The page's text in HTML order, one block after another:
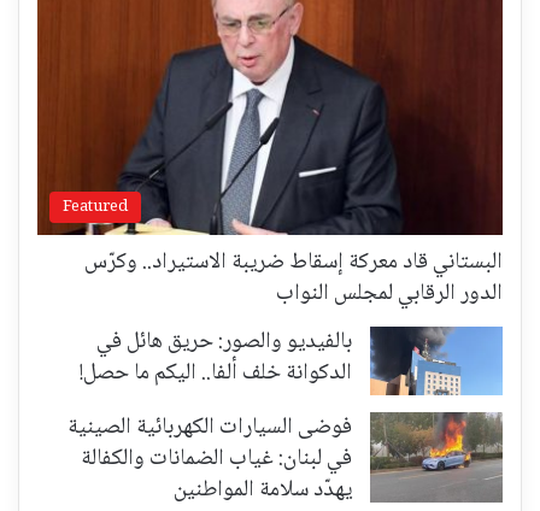
Featured
البستاني قاد معركة إسقاط ضريبة الاستيراد.. وكرّس
الدور الرقابي لمجلس النواب
بالفيديو والصور: حريق هائل في
الدكوانة خلف ألفا.. اليكم ما حصل!
فوضى السيارات الكهربائية الصينية
في لبنان: غياب الضمانات والكفالة
يهدّد سلامة المواطنين